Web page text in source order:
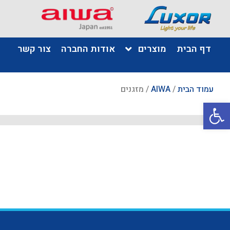
דף הבית מוצרים אודות החברה צור קשר
עמוד הבית/
AIWA/ מזגנים
פתח סרגל נגישות